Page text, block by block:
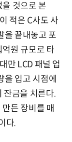
것으로 본
적은 C사도 사
을 끝내놓고 포
원 규모로 타
만 LCD 패널 업
입고 시점에
잔금을 치른다.
든 장비를 매
다.